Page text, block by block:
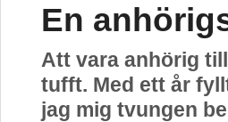
En
Att vara anhörig
tufft. Med ett år
jag mig tvungen